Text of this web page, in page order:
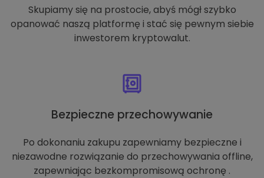
Skupiamy się na prostocie, abyś mógł szybko
opanować naszą platformę i stać się pewnym siebie
inwestorem kryptowalut.
Bezpieczne przechowywanie
Po dokonaniu zakupu zapewniamy bezpieczne i
niezawodne rozwiązanie do przechowywania offline,
zapewniając bezkompromisową ochronę .